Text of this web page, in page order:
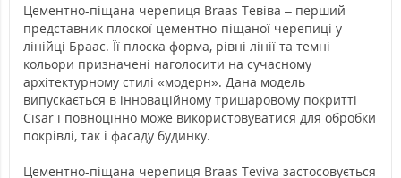
Цементно-піщана черепиця Braas Тевіва – перший
представник плоскої цементно-піщаної черепиці у
лінійці Браас. Її плоска форма, рівні лінії та темні
кольори призначені наголосити на сучасному
архітектурному стилі «модерн». Дана модель
випускається в інноваційному тришаровому покритті
Cisar і повноцінно може використовуватися для обробки
покрівлі, так і фасаду будинку.
Цементно-піщана черепиця Braas Teviva застосовується